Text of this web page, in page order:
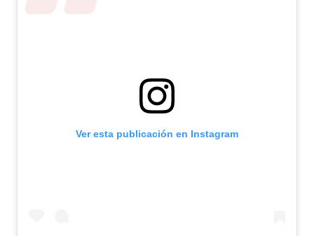
Ver esta publicación en Instagram